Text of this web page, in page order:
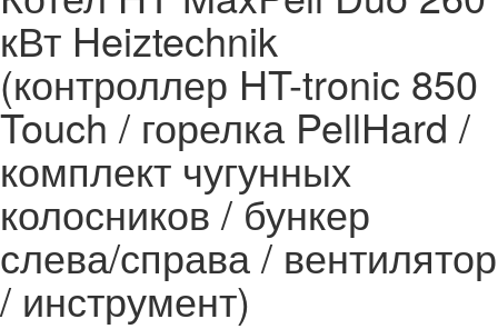
кВт Heiztechnik
(контроллер HT-tronic 850
Touch / горелка PellHard /
комплект чугунных
колосников / бункер
слева/справа / вентилятор
/ инструмент)